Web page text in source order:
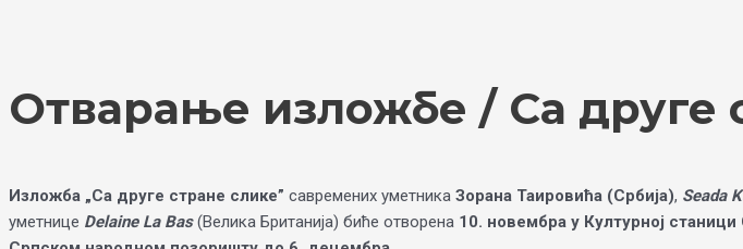
Отварање изложбе / Са друге
Изложба „Са друге стране слике” савремених уметника Зорана Таировића (Србија), Seada
уметнице Delaine La Bas (Велика Британија) биће отворена 10. новембра у Културној